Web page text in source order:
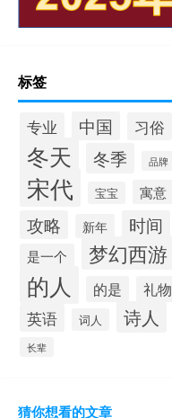
标签
专业 中国 习俗
冬天 冬季 品牌
宋代 宝宝 寓意
攻略 新年 时间
是一个 梦幻西游
的人 的是 礼物
英语 词人 诗人
长辈
猜你想看的文章